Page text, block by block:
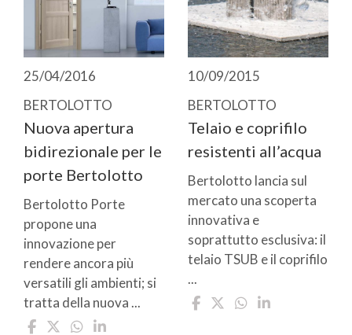
25/04/2016
BERTOLOTTO
Nuova apertura
bidirezionale per le
porte Bertolotto
Bertolotto Porte
propone una
innovazione per
rendere ancora più
versatili gli ambienti; si
tratta della nuova ...
10/09/2015
BERTOLOTTO
Telaio e coprifilo
resistenti all’acqua
Bertolotto lancia sul
mercato una scoperta
innovativa e
soprattutto esclusiva: il
telaio TSUB e il coprifilo
...